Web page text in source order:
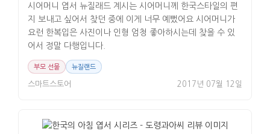
시어머니 엽서 뉴질래드 계시는 시어머니께 한국스타일의 편
지 보내고 싶어서 찾던 중에 이게 너무 예뻤어요 시어머니가
요런 한복입은 사진이나 인형 엄청 좋아하시는데 찾을 수 있
어서 정말 다행입니다.
부모 선물 뉴질랜드
스마트스토어 2017년 07월 12일